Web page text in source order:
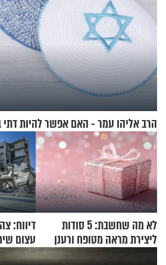
הרב אליהו עמר - האם אפשר להיות דתי
לא מה שחשבת: 5 סודות
ליצירת מראה מטופח ורענן
דיווח:
עצום
לשניים